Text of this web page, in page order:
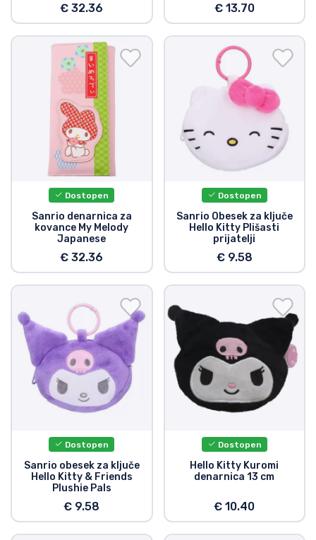
€ 32.36 € 13.70
Dostopen
Sanrio denarnica za
kovance My Melody
Japanese
€ 32.36
Dostopen
Sanrio Obesek za ključe
Hello Kitty Plišasti
prijatelji
€ 9.58
Dostopen
Sanrio obesek za ključe
Hello Kitty & Friends
Plushie Pals
€ 9.58
Dostopen
Hello Kitty Kuromi
denarnica 13 cm
€ 10.40